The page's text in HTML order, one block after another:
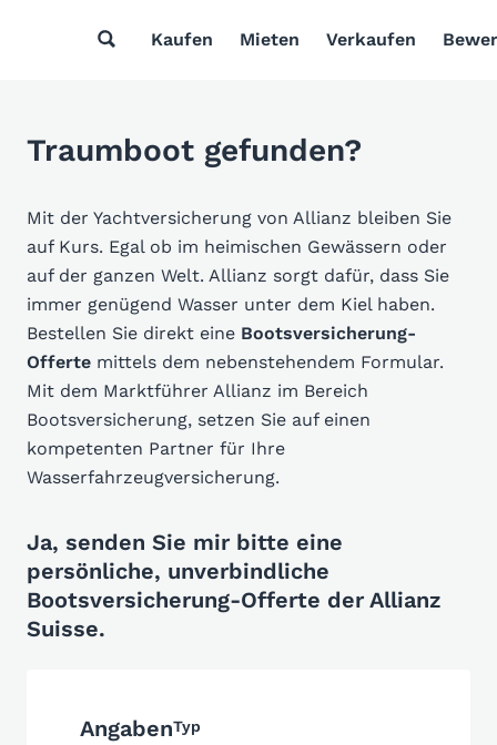
Kaufen Mieten Verkaufen
Traumboot gefunden?
Mit der Yachtversicherung von Allianz bleiben Sie
auf Kurs. Egal ob im heimischen Gewässern oder
auf der ganzen Welt. Allianz sorgt dafür, dass Sie
immer genügend Wasser unter dem Kiel haben.
Bestellen Sie direkt eine Bootsversicherung-
Offerte mittels dem nebenstehendem Formular.
Mit dem Marktführer Allianz im Bereich
Bootsversicherung, setzen Sie auf einen
kompetenten Partner für Ihre
Wasserfahrzeugversicherung.
Ja, senden Sie mir bitte eine
persönliche, unverbindliche
Bootsversicherung-Offerte der Allianz
Suisse.
AngabenTyp